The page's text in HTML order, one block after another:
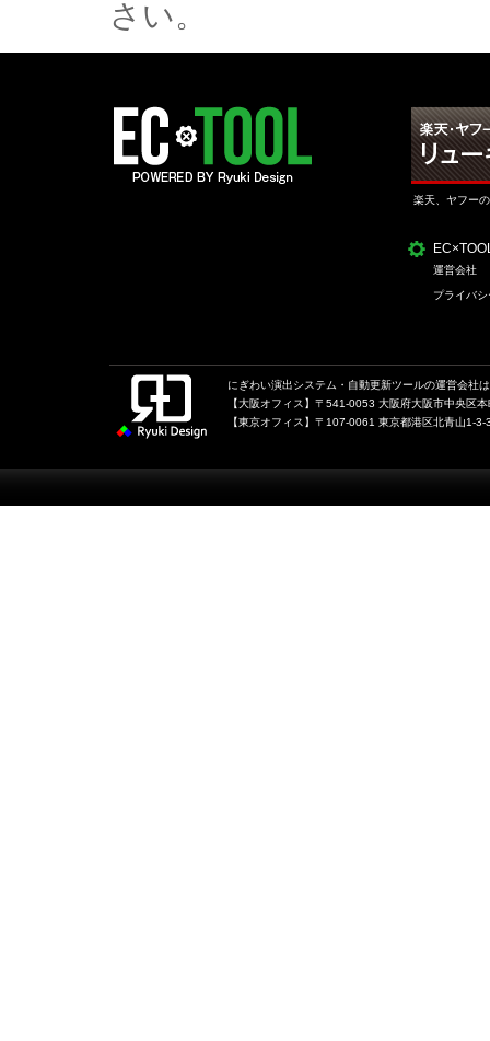
さい。
楽天、ヤフー
運営会社
プライバ
にぎわい演出システム・自動更新ツールの運営会
【大阪オフィス】〒541-0053 大阪府大阪市中央区
【東京オフィス】〒107-0061 東京都港区北青山1-